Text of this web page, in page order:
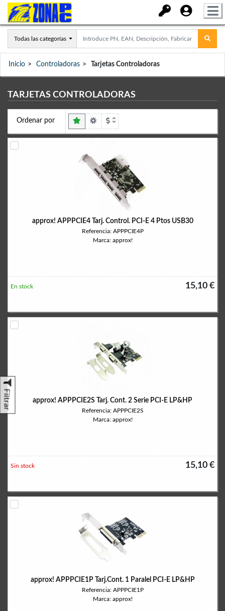
Todas las categorías
Inicio Controladoras Tarjetas Controladoras
TARJETAS CONTROLADORAS
Filtrar
Ordenar por
approx! APPPCIE4 Tarj. Control. PCI-E 4 Ptos USB30
Referencia: APPPCIE4P
Marca: approx!
15,10 €
En stock
approx! APPPCIE2S Tarj. Cont. 2 Serie PCI-E LP&HP
Referencia: APPPCIE2S
Marca: approx!
15,10 €
Sin stock
approx! APPPCIE1P Tarj.Cont. 1 Paralel PCI-E LP&HP
Referencia: APPPCIE1P
Marca: approx!